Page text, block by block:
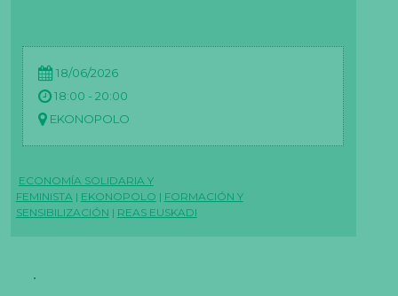
18/06/2026
18:00 - 20:00
EKONOPOLO
ECONOMÍA SOLIDARIA Y
FEMINISTA | EKONOPOLO | FORMACIÓN Y
SENSIBILIZACIÓN | REAS EUSKADI